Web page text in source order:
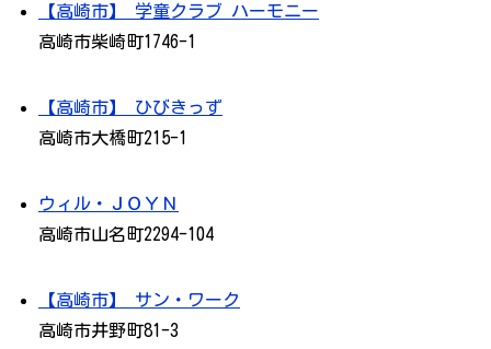
【高崎市】 学童クラブ ハーモニー
高崎市柴崎町1746-1
【高崎市】 ひびきっず
高崎市大橋町215-1
ウィル・ＪＯＹＮ
高崎市山名町2294-104
【高崎市】 サン・ワーク
高崎市井野町81-3